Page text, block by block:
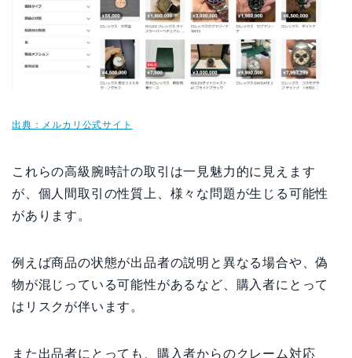
出典：メルカリ公式サイト
これらの高級腕時計の取引は一見魅力的に見えます
が、個人間取引の性質上、様々な問題が生じる可能性
があります。
例えば商品の状態が出品者の説明と異なる場合や、偽
物が混じっている可能性があるなど、購入者にとって
はリスクが伴います。
また出品者にとっても、購入者からのクレーム対応